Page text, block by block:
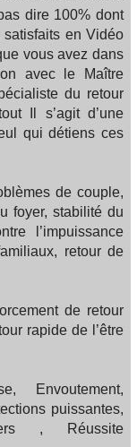
dire 100% dont
en Vidéo
vous avez dans
avec le Maître
du retour
Il s’agit d’une
qui détiens ces
de couple,
foyer, stabilité du
l’impuissance
retour de
de retour
rapide de l’être
Envoutement,
puissantes,
, Réussite